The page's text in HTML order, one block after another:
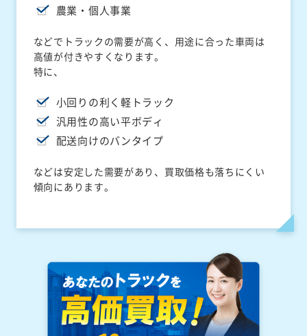
農業・個人事業
などでトラックの需要が高く、用途に合った車両は
高値が付きやすくなります。
特に、
小回りの利く軽トラック
汎用性の高い平ボディ
配送向けのバンタイプ
などは安定した需要があり、買取価格も落ちにくい
傾向にあります。